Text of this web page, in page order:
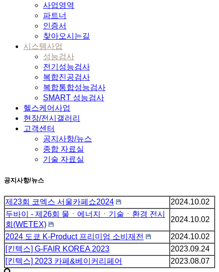
사업영역
파트너
인증서
찾아오시는길
시스템사업
성능검사
전기성능검사
복합진공검사
복합통합성능검사
SMART 성능검사
헬스케어사업
현장/전시갤러리
고객센터
공지사항/뉴스
종합 자료실
기술 자료실
공지사항/뉴스
제23회 코엑스 서울카페쇼2024
2024.10.02
두바이 - 제26회 물ㆍ에너지ㆍ기술ㆍ환경 전시
회(WETEX)
2024.10.02
2024 도쿄 K-Product 프리미엄 소비재전
2024.10.02
[킨텍스] G-FAIR KOREA 2023
2023.09.24
[킨텍스] 2023 카페&베이커리페어
2023.08.07